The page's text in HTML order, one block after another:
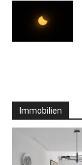
Immobilien